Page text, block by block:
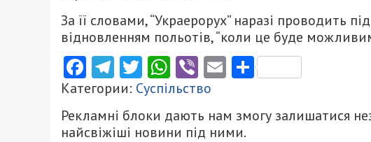
За її словами, “Украерорух” наразі проводить
відновленням польотів, “коли це буде
Facebook
Telegram
Twitter
WhatsApp
ViberEmailПоділитися
Категории: Суспільство
Рекламні блоки дають нам змогу залишатися
найсвіжіші новини під ними.